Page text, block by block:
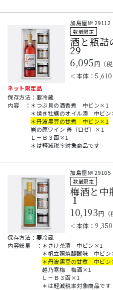
加島屋№29112
数量限定
酒と瓶詰
29
6,095円（税
＜本体：5,610
ネット限定品
保存方法：要冷蔵
内容 ： ＊つぶ貝の酒香煮 中ビン×1
＊焼き牡蠣のオイル漬 中ビ
＊丹波黒豆の甘煮 中ビン×1
岩の原ワイン 善（ロゼ）×1
Ｌ－Ｂ３函×1
＊は軽減税率対象商品です
加島屋№29105
数量限定
梅酒と中
１
10,193円（
＜本体： 9,350
保存方法：要冷蔵
内容総量 ： ＊さけ茶漬 中ビン×1
＊帆立照焼醍醐味 中ビ
＊丹波黒豆の甘煮 中ビ
越乃寒梅 梅酒×1
Ｌ－Ｂ３函×1
＊は軽減税率対象商品です